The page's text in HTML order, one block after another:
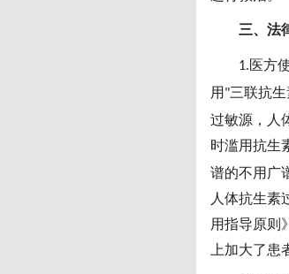
三、法
1.医方
用 "三联抗生
过敏源，人
时滥用抗生
谱的不用广
人体抗生素
用指导原则
上加大了